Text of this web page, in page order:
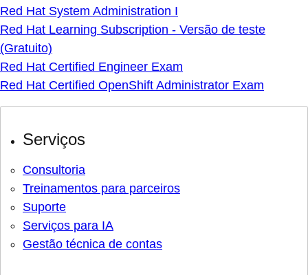
Red Hat System Administration I
Red Hat Learning Subscription - Versão de teste
(Gratuito)
Red Hat Certified Engineer Exam
Red Hat Certified OpenShift Administrator Exam
Serviços
Consultoria
Treinamentos para parceiros
Suporte
Serviços para IA
Gestão técnica de contas